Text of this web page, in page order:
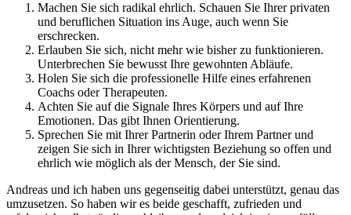
Machen Sie sich radikal ehrlich. Schauen Sie Ihrer privaten
und beruflichen Situation ins Auge, auch wenn Sie
erschrecken.
Erlauben Sie sich, nicht mehr wie bisher zu funktionieren.
Unterbrechen Sie bewusst Ihre gewohnten Abläufe.
Holen Sie sich die professionelle Hilfe eines erfahrenen
Coachs oder Therapeuten.
Achten Sie auf die Signale Ihres Körpers und auf Ihre
Emotionen. Das gibt Ihnen Orientierung.
Sprechen Sie mit Ihrer Partnerin oder Ihrem Partner und
zeigen Sie sich in Ihrer wichtigsten Beziehung so offen und
ehrlich wie möglich als der Mensch, der Sie sind.
Andreas und ich haben uns gegenseitig dabei unterstützt, genau das
umzusetzen. So haben wir es beide geschafft, zufrieden und